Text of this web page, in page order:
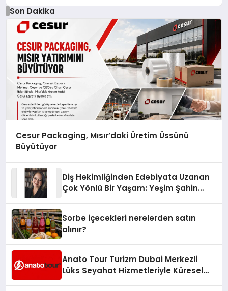
Son Dakika
Cesur Packaging, Mısır’daki Üretim Üssünü
Büyütüyor
Diş Hekimliğinden Edebiyata Uzanan
Çok Yönlü Bir Yaşam: Yeşim Şahin
Sorbe içecekleri nerelerden satın
alınır?
Anato Tour Turizm Dubai Merkezli
Lüks Seyahat Hizmetleriyle Küresel